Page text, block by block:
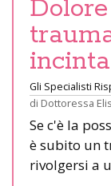
Gli Specialisti
di Dottoressa
Se c'è la
è subito un
rivolgersi a